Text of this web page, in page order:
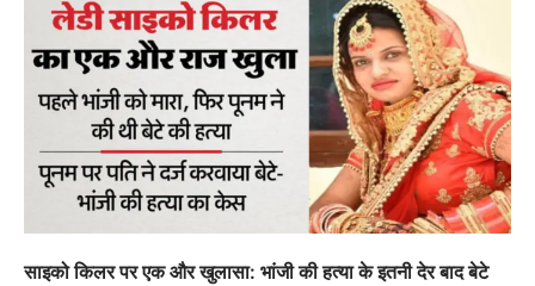
साइको किलर पर एक और खुलासा: भांजी की हत्या के इतनी देर बाद बेटे